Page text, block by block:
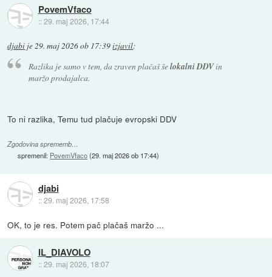
PovemVfaco
::29. maj 2026, 17:44
djabi je29. maj 2026 ob 17:39izjavil:
Razlika je samo v tem, da zraven plačaš šelokalni DDVin
maržo prodajalca.
To ni razlika, Temu tud plačuje evropski DDV
Zgodovina sprememb…
spremenil: PovemVfaco(29. maj 2026 ob 17:44)
djabi
::29. maj 2026, 17:58
OK, to je res. Potem pač plačaš maržo ...
IL_DIAVOLO
::29. maj 2026, 18:07